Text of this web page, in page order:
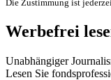
Die Zustimmung ist
Werbefrei
Unabhängiger
Lesen Sie